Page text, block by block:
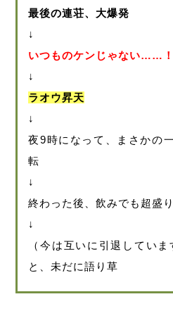
最後の連荘、大爆発
↓
いつものケンじゃない……！
↓
ラオウ昇天
↓
夜9時になって、まさかの
転
↓
終わった後、飲みでも超盛
↓
（今は互いに引退してい
と、未だに語り草